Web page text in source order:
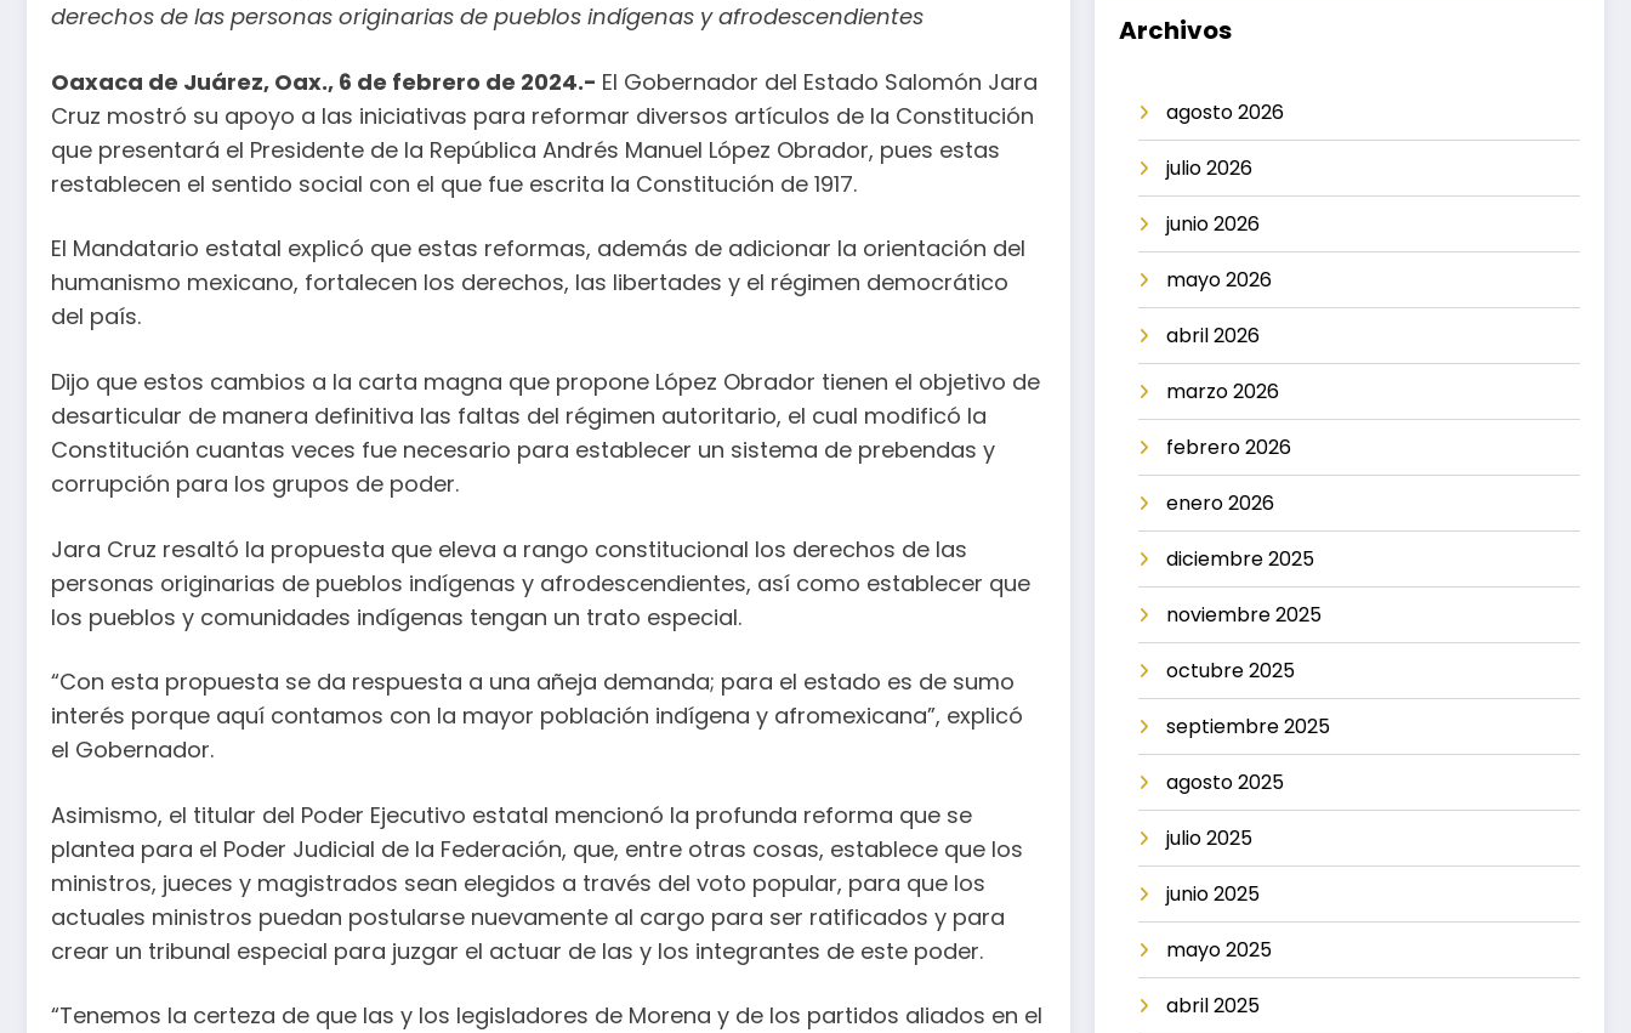
derechos de las personas originarias de pueblos indígenas y afrodescendientes
Oaxaca de Juárez, Oax., 6 de febrero de 2024.- El Gobernador del Estado Salomón Jara
Cruz mostró su apoyo a las iniciativas para reformar diversos artículos de la Constitución
que presentará el Presidente de la República Andrés Manuel López Obrador, pues estas
restablecen el sentido social con el que fue escrita la Constitución de 1917.
El Mandatario estatal explicó que estas reformas, además de adicionar la orientación del
humanismo mexicano, fortalecen los derechos, las libertades y el régimen democrático
del país.
Dijo que estos cambios a la carta magna que propone López Obrador tienen el objetivo de
desarticular de manera definitiva las faltas del régimen autoritario, el cual modificó la
Constitución cuantas veces fue necesario para establecer un sistema de prebendas y
corrupción para los grupos de poder.
Jara Cruz resaltó la propuesta que eleva a rango constitucional los derechos de las
personas originarias de pueblos indígenas y afrodescendientes, así como establecer que
los pueblos y comunidades indígenas tengan un trato especial.
“Con esta propuesta se da respuesta a una añeja demanda; para el estado es de sumo
interés porque aquí contamos con la mayor población indígena y afromexicana”, explicó
el Gobernador.
Asimismo, el titular del Poder Ejecutivo estatal mencionó la profunda reforma que se
plantea para el Poder Judicial de la Federación, que, entre otras cosas, establece que los
ministros, jueces y magistrados sean elegidos a través del voto popular, para que los
actuales ministros puedan postularse nuevamente al cargo para ser ratificados y para
crear un tribunal especial para juzgar el actuar de las y los integrantes de este poder.
“Tenemos la certeza de que las y los legisladores de Morena y de los partidos aliados en el
Archivos
agosto 2026
julio 2026
junio 2026
mayo 2026
abril 2026
marzo 2026
febrero 2026
enero 2026
diciembre 2025
noviembre 2025
octubre 2025
septiembre 2025
agosto 2025
julio 2025
junio 2025
mayo 2025
abril 2025